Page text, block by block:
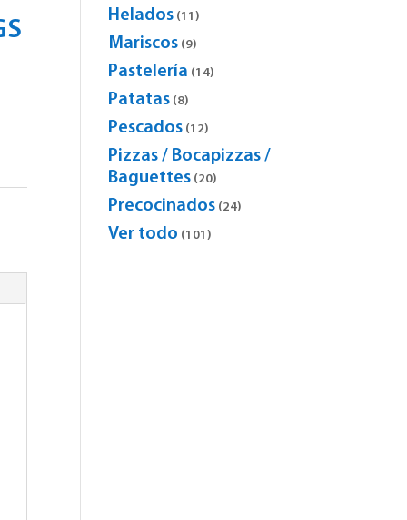
products
Helados 1111
Mariscos 99
products
Pastelería 1414
Patatas 88
products
Pescados 1212
products
Pizzas / Bocapizzas /
Baguettes 2020
products
Precocinados 2424
Ver todo 101101